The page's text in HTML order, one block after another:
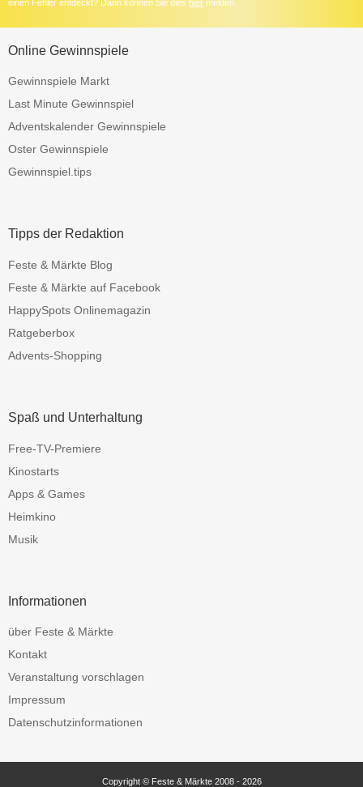
einen Fehler entdeckt? Dann können Sie dies hier melden.
Online Gewinnspiele
Gewinnspiele Markt
Last Minute Gewinnspiel
Adventskalender Gewinnspiele
Oster Gewinnspiele
Gewinnspiel.tips
Tipps der Redaktion
Feste & Märkte Blog
Feste & Märkte auf Facebook
HappySpots Onlinemagazin
Ratgeberbox
Advents-Shopping
Spaß und Unterhaltung
Free-TV-Premiere
Kinostarts
Apps & Games
Heimkino
Musik
Informationen
über Feste & Märkte
Kontakt
Veranstaltung vorschlagen
Impressum
Datenschutzinformationen
Copyright © Feste & Märkte 2008 - 2026